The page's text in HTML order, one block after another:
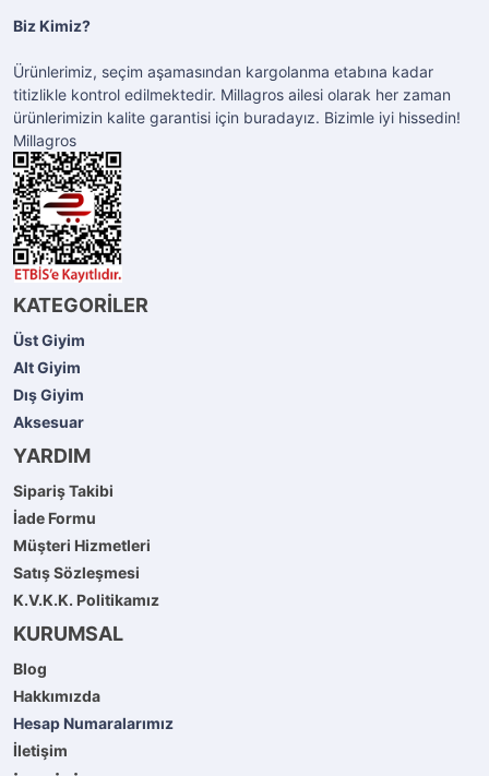
Biz Kimiz?
Ürünlerimiz, seçim aşamasından kargolanma etabına kadar
titizlikle kontrol edilmektedir. Millagros ailesi olarak her zaman
ürünlerimizin kalite garantisi için buradayız. Bizimle iyi hissedin!
Millagros
KATEGORİLER
Üst Giyim
Alt Giyim
Dış Giyim
Aksesuar
YARDIM
Sipariş Takibi
İade Formu
Müşteri Hizmetleri
Satış Sözleşmesi
K.V.K.K. Politikamız
KURUMSAL
Blog
Hakkımızda
Hesap Numaralarımız
İletişim